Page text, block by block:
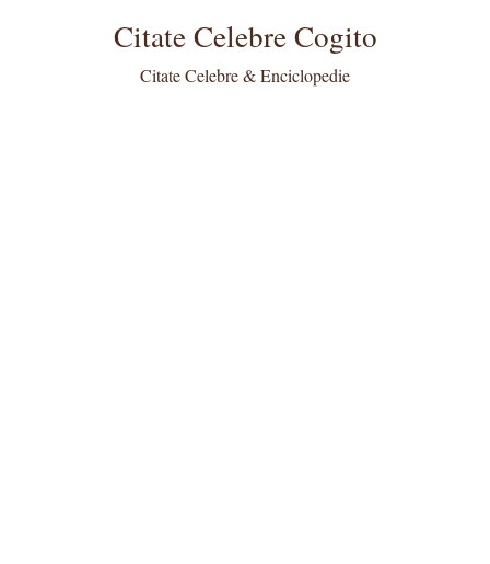
Citate Celebre Cogito
Citate Celebre & Enciclopedie